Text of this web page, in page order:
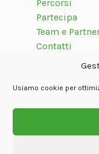
Usiamo cookie per
Percorsi
Partecipa
Team e
Contatti
Seguici su
© Associazione